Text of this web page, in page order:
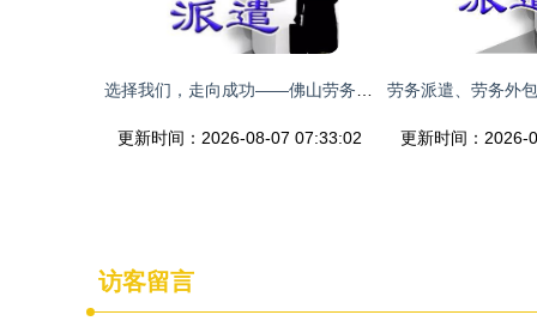
更新时间：2026-08-07 07:33:02 更新时间：2026-
访客留言